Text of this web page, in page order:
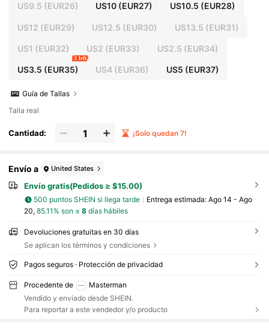
US9.5 (EUR26) US10 (EUR27) US10.5 (EUR28)
US12 (EUR29) US12.5 (EUR30) US13.5 (EUR31)
US1 (EUR32) US2 (EUR33) US2.5 (EUR34)
US3.5 (EUR35)
1 left
US4 (EUR36) US5 (EUR37)
Guía de Tallas
Talla real
Cantidad: ¡Solo quedan 7!
Envío a United States
Envío gratis(Pedidos ≥ $15.00)
500 puntos SHEIN si llega tarde Entrega estimada: Ago 14 - Ago
20, 85.11% son ≤ 8días hábiles
Devoluciones gratuitas en 30 días
Se aplican los términos y condiciones
Pagos seguros · Protección de privacidad
Procedente de
Masterman
Vendido y enviado desde SHEIN.
Para reportar a este vendedor y/o producto